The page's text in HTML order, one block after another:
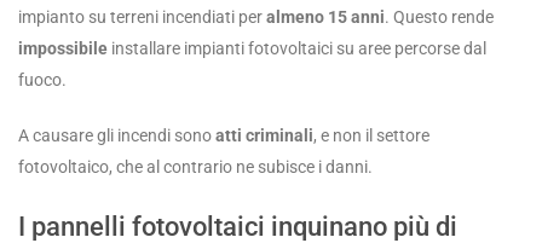
impianto su terreni incendiati peralmeno 15 anni. Questo rende
impossibile installare impianti fotovoltaici su aree percorse dal
fuoco.
A causare gli incendi sonoatti criminali, e non il settore
fotovoltaico, che al contrario ne subisce i danni.
I pannelli fotovoltaici inquinano più di